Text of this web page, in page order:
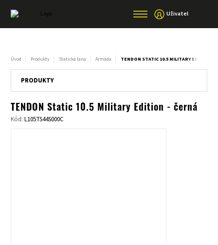
Uživatel
Úvod Produkty Statická lana Armáda TENDON STATIC 10.5 MILITARY EDITION -
PRODUKTY
TENDON Static 10.5 Military Edition - černá
Kód:L105TS44S000C